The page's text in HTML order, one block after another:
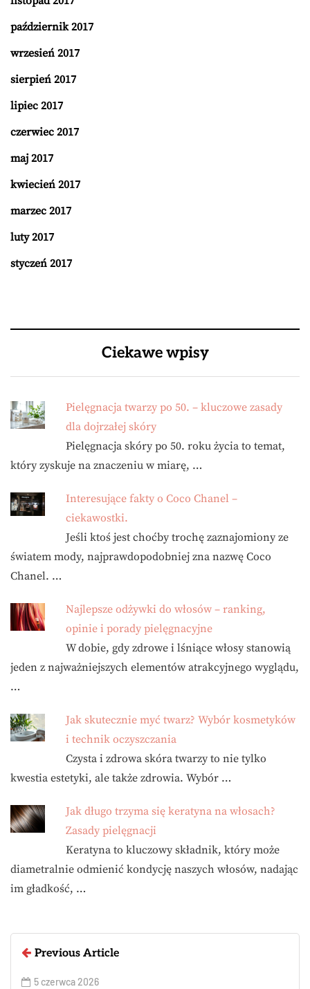
październik 2017
wrzesień 2017
sierpień 2017
lipiec 2017
czerwiec 2017
maj 2017
kwiecień 2017
marzec 2017
luty 2017
styczeń 2017
Ciekawe wpisy
Pielęgnacja twarzy po 50. – kluczowe zasady
dla dojrzałej skóry
Pielęgnacja skóry po 50. roku życia to temat,
który zyskuje na znaczeniu w miarę, …
Interesujące fakty o Coco Chanel –
ciekawostki.
Jeśli ktoś jest choćby trochę zaznajomiony ze
światem mody, najprawdopodobniej zna nazwę Coco
Chanel. …
Najlepsze odżywki do włosów – ranking,
opinie i porady pielęgnacyjne
W dobie, gdy zdrowe i lśniące włosy stanowią
jeden z najważniejszych elementów atrakcyjnego wyglądu,
…
Jak skutecznie myć twarz? Wybór kosmetyków
i technik oczyszczania
Czysta i zdrowa skóra twarzy to nie tylko
kwestia estetyki, ale także zdrowia. Wybór …
Jak długo trzyma się keratyna na włosach?
Zasady pielęgnacji
Keratyna to kluczowy składnik, który może
diametralnie odmienić kondycję naszych włosów, nadając
im gładkość, …
Previous Article
5 czerwca 2026